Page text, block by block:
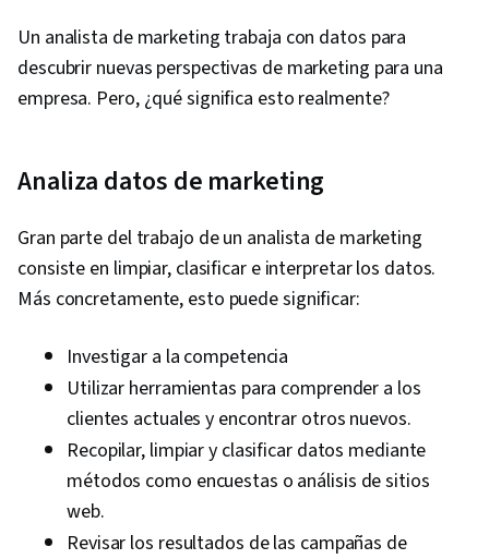
Un analista de marketing trabaja con datos para
descubrir nuevas perspectivas de marketing para una
empresa. Pero, ¿qué significa esto realmente?
Analiza datos de marketing
Gran parte del trabajo de un analista de marketing
consiste en limpiar, clasificar e interpretar los datos.
Más concretamente, esto puede significar:
Investigar a la competencia
Utilizar herramientas para comprender a los
clientes actuales y encontrar otros nuevos.
Recopilar, limpiar y clasificar datos mediante
métodos como encuestas o análisis de sitios
web.
Revisar los resultados de las campañas de